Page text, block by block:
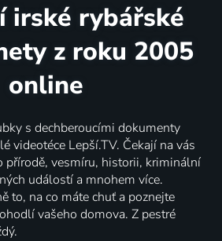
irské rybářské
z roku 2005
online
s dechberoucími dokumenty
videotéce Lepší.TV. Čekají na vás
vesmíru, historii, kriminální
událostí a mnohem více.
to, na co máte chuť a poznejte
vašeho domova. Z pestré